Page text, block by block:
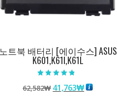
노트북 배터리 [에이수스] ASUS
K601,K61I,K61L
4.50
로 평가됨
62,582₩ 원
41,763₩현